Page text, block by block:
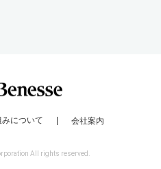
について 会社案内
All rights reserved.